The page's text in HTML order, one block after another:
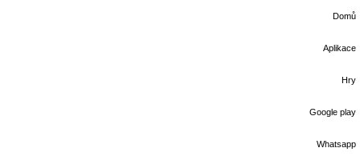
Domů
Aplikace
Hry
Google play
Whatsapp